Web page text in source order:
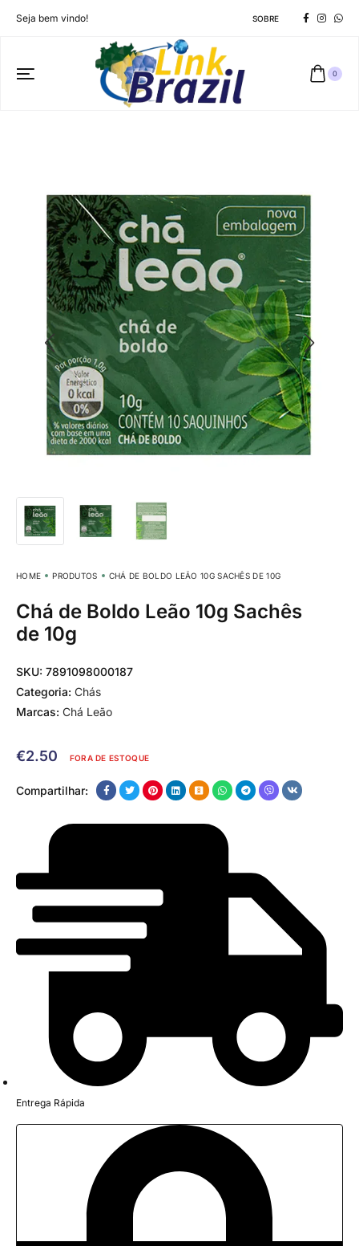
Seja bem vindo! SOBRE
0
HOME PRODUTOS CHÁ DE BOLDO LEÃO 10G SACHÊS DE 10G
Chá de Boldo Leão 10g Sachês
de 10g
SKU: 7891098000187
Categoria: Chás
Marcas: Chá Leão
€2.50 FORA DE ESTOQUE
Compartilhar:
Entrega Rápida